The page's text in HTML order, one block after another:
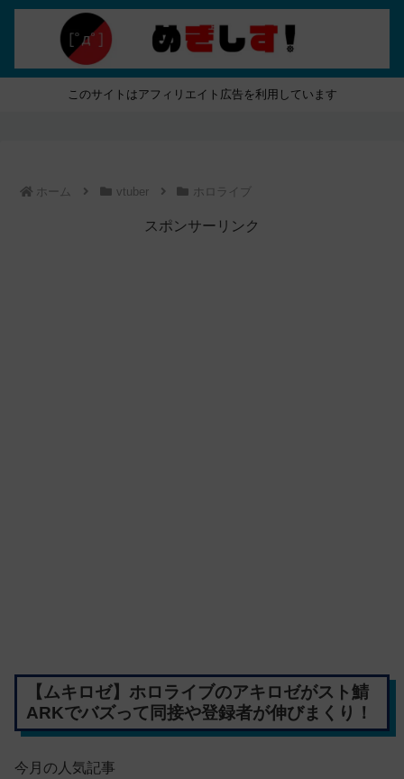
このサイトはアフィリエイト広告を利用しています
ホーム vtuber ホロライブ
スポンサーリンク
【ムキロゼ】ホロライブのアキロゼがスト鯖
ARKでバズって同接や登録者が伸びまくり！
今月の人気記事